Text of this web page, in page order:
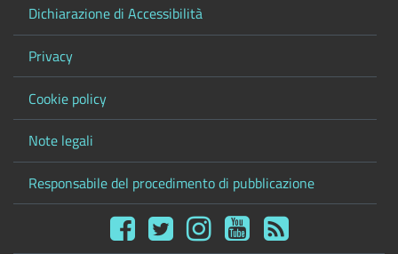
Dichiarazione di Accessibilità
Privacy
Cookie policy
Note legali
Responsabile del procedimento di pubblicazione